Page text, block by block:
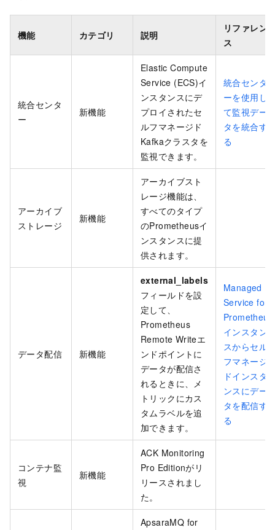
機能 カテゴリ 説明
リファレン
ス
統合センタ
ー
新機能
Elastic Compute
Service (ECS)イ
ンスタンスにデ
プロイされたセ
ルフマネージド
Kafkaクラスタを
監視できます。
統合センタ
ーを使用し
て監視デー
タを統合す
る
アーカイブ
ストレージ
新機能
アーカイブスト
レージ機能は、
すべてのタイプ
のPrometheusイ
ンスタンスに提
供されます。
データ配信 新機能
external_labels
フィールドを設
定して、
Prometheus
Remote Writeエ
ンドポイントに
データが配信さ
れるときに、メ
トリックにカス
タムラベルを追
加できます。
Managed
Service for
Prometheus
インスタン
スからセル
フマネージ
ドインスタ
ンスにデー
タを配信す
る
コンテナ監
視
新機能
ACK Monitoring
Pro Editionがリ
リースされまし
た。
ApsaraMQ for